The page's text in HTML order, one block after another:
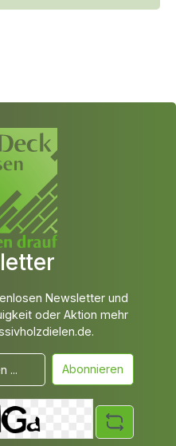
Newsletter und
oder Aktion mehr
Abonnieren